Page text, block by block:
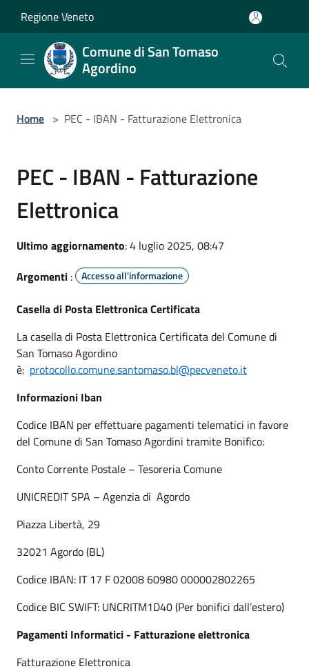
Regione Veneto
Comune di San Tomaso
Agordino
Home > PEC - IBAN - Fatturazione Elettronica
PEC - IBAN - Fatturazione
Elettronica
Ultimo aggiornamento: 4 luglio 2025, 08:47
Argomenti : Accesso all'informazione
Casella di Posta Elettronica Certificata
La casella di Posta Elettronica Certificata del Comune di
San Tomaso Agordino
è: protocollo.comune.santomaso.bl@pecveneto.it
Informazioni Iban
Codice IBAN per effettuare pagamenti telematici in favore
del Comune di San Tomaso Agordini tramite Bonifico:
Conto Corrente Postale – Tesoreria Comune
UNICREDIT SPA – Agenzia di Agordo
Piazza Libertà, 29
32021 Agordo (BL)
Codice IBAN: IT 17 F 02008 60980 000002802265
Codice BIC SWIFT: UNCRITM1D40 (Per bonifici dall’estero)
Pagamenti Informatici - Fatturazione elettronica
Fatturazione Elettronica